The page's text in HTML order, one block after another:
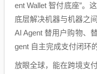
ent Wallet 智付底座”。
底层解决机器与机器之
AI Agent 替用户购物、
gent 自主完成支付闭环
放眼全球，能在跨境支